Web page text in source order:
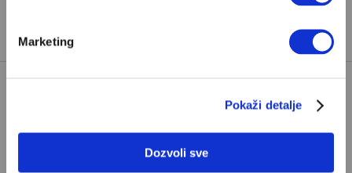
Marketing
Pokaži detalje
Dozvoli sve